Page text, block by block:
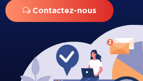
Contactez-nous